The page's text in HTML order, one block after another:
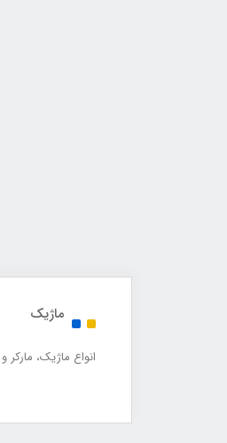
ماژیک
انواع ماژیک،